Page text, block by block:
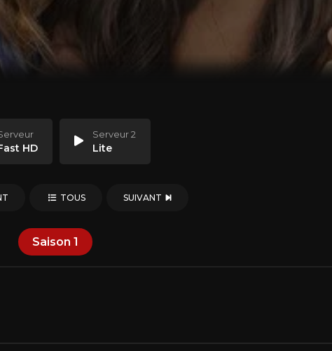
HD
Serveur 2
Lite
TOUS SUIVANT
Saison 1